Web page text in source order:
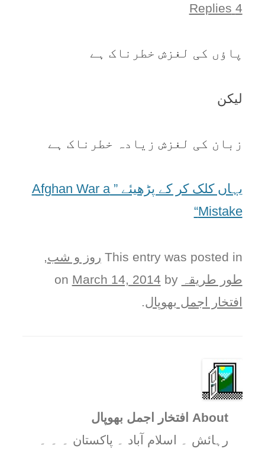
4 Replies
پاؤں کی لغزش خطرناک ہے
لیکن
زبان کی لغزش زیادہ خطرناک ہے
یہاں کلک کر کے پڑھیئے ” Afghan War a
Mistake“
This entry was posted in روز و شب,
طور طريقہ
on
March 14, 2014 by
افتخار اجمل بھوپال.
About افتخار اجمل بھوپال
رہائش ۔ اسلام آباد ۔ پاکستان ۔ ۔ ۔